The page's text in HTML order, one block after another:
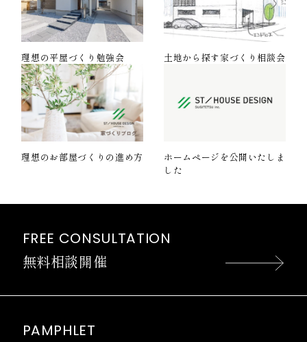
理想の平屋づくり勉強会 土地から探す家づくり相談会
理想のお部屋づくりの進め方
ホームページを公開いたしま
した
FREE CONSULTATION
無料相談開催
PAMPHLET